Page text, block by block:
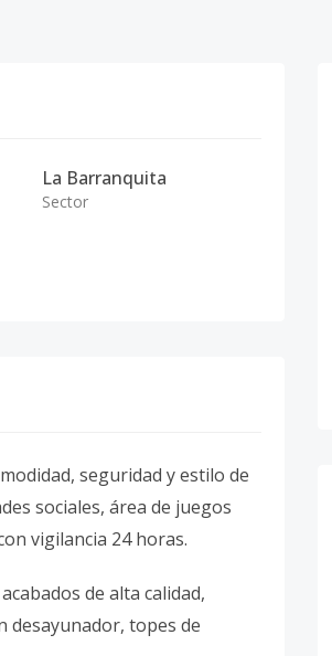
La Barranquita
Sector
seguridad y estilo de
sociales, área de juegos
vigilancia 24 horas.
de alta calidad,
desayunador, topes de